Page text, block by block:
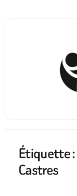
Étiquette :
Castres